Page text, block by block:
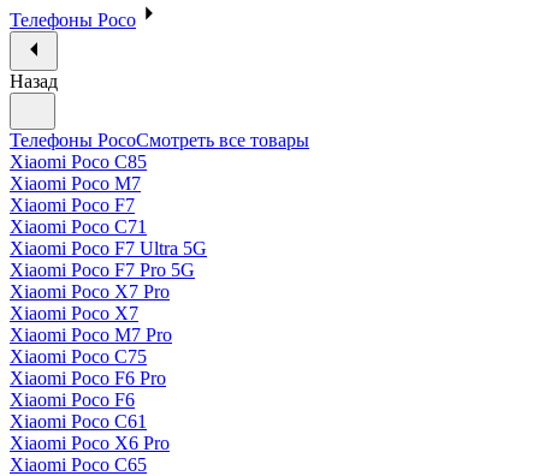
Телефоны Poco
Назад
Телефоны PocoСмотреть все товары
Xiaomi Poco C85
Xiaomi Poco M7
Xiaomi Poco F7
Xiaomi Poco C71
Xiaomi Poco F7 Ultra 5G
Xiaomi Poco F7 Pro 5G
Xiaomi Poco X7 Pro
Xiaomi Poco X7
Xiaomi Poco M7 Pro
Xiaomi Poco C75
Xiaomi Poco F6 Pro
Xiaomi Poco F6
Xiaomi Poco C61
Xiaomi Poco X6 Pro
Xiaomi Poco C65